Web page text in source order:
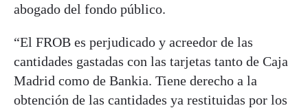
abogado del fondo público.
“El FROB es perjudicado y acreedor de las
cantidades gastadas con las tarjetas tanto de Caja
Madrid como de Bankia. Tiene derecho a la
obtención de las cantidades ya restituidas por los